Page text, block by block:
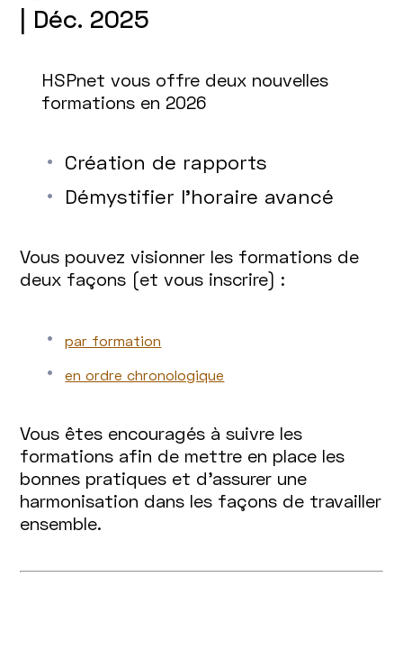
| Déc. 2025
HSPnet vous offre deux nouvelles
formations en 2026
Création de rapports
Démystifier l’horaire avancé
Vous pouvez visionner les formations de
deux façons (et vous inscrire) :
par formation
en ordre chronologique
Vous êtes encouragés à suivre les
formations afin de mettre en place les
bonnes pratiques et d’assurer une
harmonisation dans les façons de travailler
ensemble.